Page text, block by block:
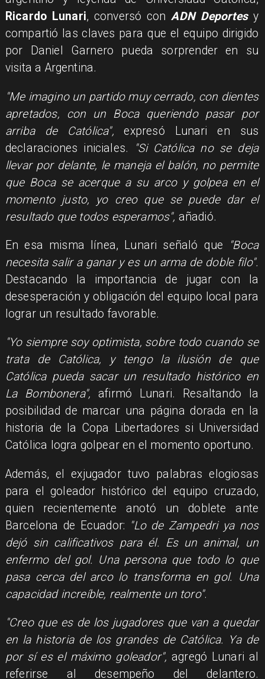
Ricardo Lunari, conversó conADN Deportesy
compartió las claves para que el equipo dirigido
por Daniel Garnero pueda sorprender en su
visita a Argentina.
"Me imagino un partido muy cerrado, con dientes
apretados, con un Boca queriendo pasar por
arriba de Católica", expresó Lunari en sus
declaraciones iniciales.
"Si Católica no se deja
llevar por delante, le maneja el balón, no permite
que Boca se acerque a su arco y golpea en el
momento justo, yo creo que se puede dar el
resultado que todos esperamos", añadió.
En esa misma línea, Lunari señaló que
"Boca
necesita salir a ganar y es un arma de doble filo".
Destacando la importancia de jugar con la
desesperación y obligación del equipo local para
lograr un resultado favorable.
"Yo siempre soy optimista, sobre todo cuando se
trata de Católica, y tengo la ilusión de que
Católica pueda sacar un resultado histórico en
La Bombonera", afirmó Lunari. Resaltando la
posibilidad de marcar una página dorada en la
historia de la Copa Libertadores si Universidad
Católica logra golpear en el momento oportuno.
Además, el exjugador tuvo palabras elogiosas
para el goleador histórico del equipo cruzado,
quien recientemente anotó un doblete ante
Barcelona de Ecuador: "Lo de Zampedri ya nos
dejó sin calificativos para él. Es un animal, un
enfermo del gol. Una persona que todo lo que
pasa cerca del arco lo transforma en gol. Una
capacidad increíble, realmente un toro".
"Creo que es de los jugadores que van a quedar
en la historia de los grandes de Católica. Ya de
por sí es el máximo goleador", agregó Lunari al
referirse al desempeño del delantero.